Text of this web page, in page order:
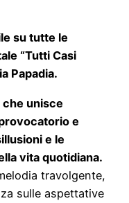
su tutte le
“Tutti Casi
Papadia.
che unisce
e
e le
vita quotidiana.
travolgente,
sulle aspettative